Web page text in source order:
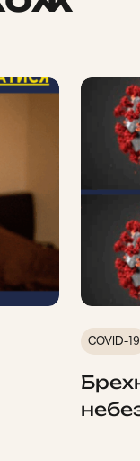
COVID-19